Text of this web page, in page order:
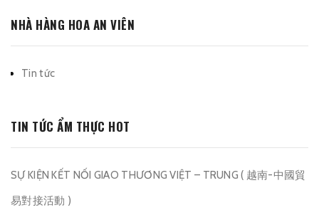
NHÀ HÀNG HOA AN VIÊN
Tin tức
TIN TỨC ẨM THỰC HOT
SỰ KIỆN KẾT NỐI GIAO THƯƠNG VIỆT – TRUNG ( 越南-中國貿
易對接活動 )